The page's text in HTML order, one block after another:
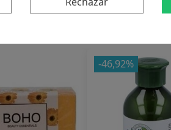
compraron:
-46,92%